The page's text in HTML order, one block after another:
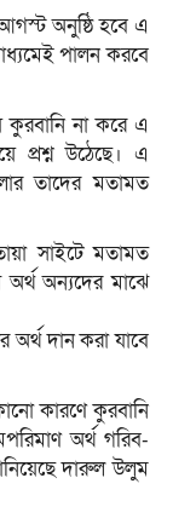
অনুষ্ঠি হবে এ
পালন করবে
কুরবানি না করে এ
প্রশ্ন উঠেছে। এ
তাদের মতামত
সাইটে মতামত
অন্যদের মাঝে
অর্থ দান করা যাবে
কারণে কুরবানি
অর্থ গরিব-
দারুল উলুম